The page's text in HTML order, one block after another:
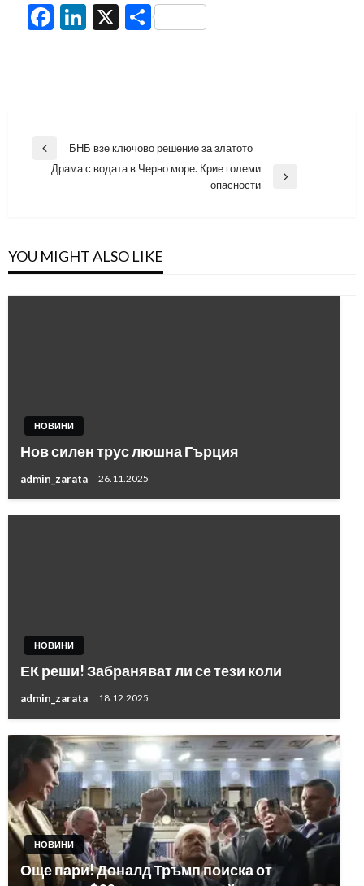
Facebook
LinkedIn
X Share
Навигация
Previous
Post
БНБ взе ключово решение за златото
Драма с водата в Черно море. Крие големи
опасности
YOU MIGHT ALSO LIKE
НОВИНИ
Нов силен трус люшна Гърция
admin_zarata 26.11.2025
НОВИНИ
ЕК реши! Забраняват ли се тези коли
admin_zarata 18.12.2025
НОВИНИ
Още пари! Доналд Тръмп поиска от